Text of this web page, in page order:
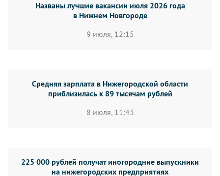
Названы лучшие вакансии июля 2026 года
в Нижнем Новгороде
9 июля, 12:15
Средняя зарплата в Нижегородской области
приблизилась к 89 тысячам рублей
8 июля, 11:43
225 000 рублей получат иногородние выпускники
на нижегородских предприятиях